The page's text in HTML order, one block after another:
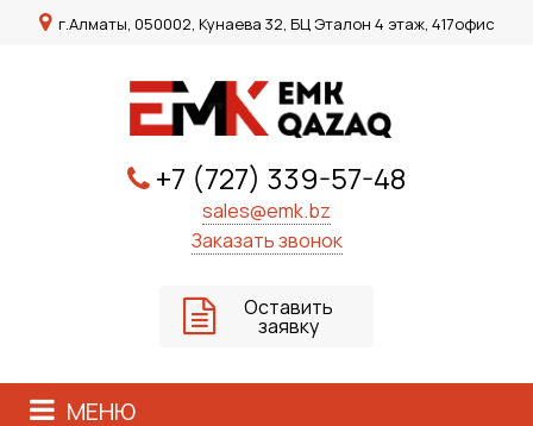
г.Алматы, 050002, Кунаева 32, БЦ Эталон 4 этаж, 417офис
+7 (727) 339-57-48
sales@emk.bz
Заказать звонок
Оставить
заявку
МЕНЮ